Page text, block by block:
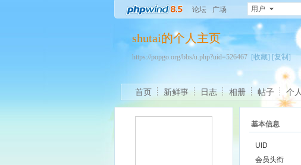
论坛 广场 用户
shutai的个人主页
https://popgo.org/bbs/u.php?uid=526467 [收藏] [复制]
首页 新鲜事 日志 相册 帖子 个
基本信息
UID
会员头衔